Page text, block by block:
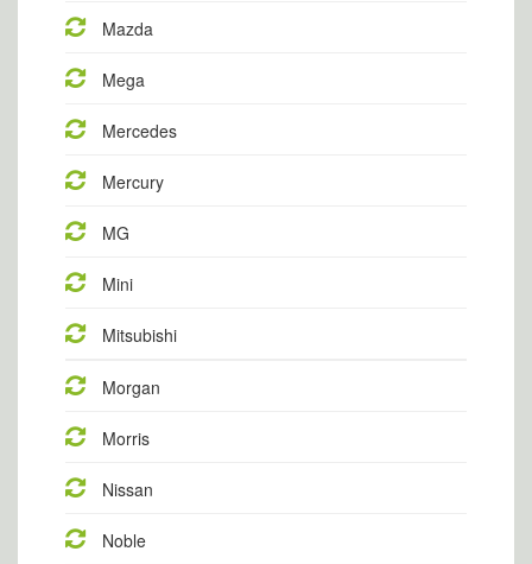
Mazda
Mega
Mercedes
Mercury
MG
Mini
Mitsubishi
Morgan
Morris
Nissan
Noble